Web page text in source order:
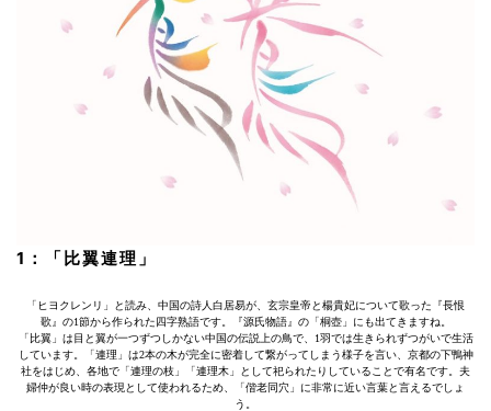
1：「比翼連理」
「ヒヨクレンリ」と読み、中国の詩人白居易が、玄宗皇帝と楊貴妃について歌った『長恨
歌』の1節から作られた四字熟語です。『源氏物語』の「桐壺」にも出てきますね。
「比翼」は目と翼が一つずつしかない中国の伝説上の鳥で、1羽では生きられずつがいで生活
しています。「連理」は2本の木が完全に密着して繋がってしまう様子を言い、京都の下鴨神
社をはじめ、各地で「連理の枝」「連理木」として祀られたりしていることで有名です。夫
婦仲が良い時の表現として使われるため、「偕老同穴」に非常に近い言葉と言えるでしょ
う。